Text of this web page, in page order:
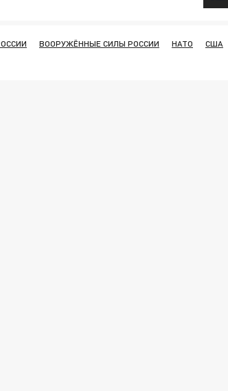
ВООРУЖЁННЫЕ СИЛЫ РОССИИ НАТО
США